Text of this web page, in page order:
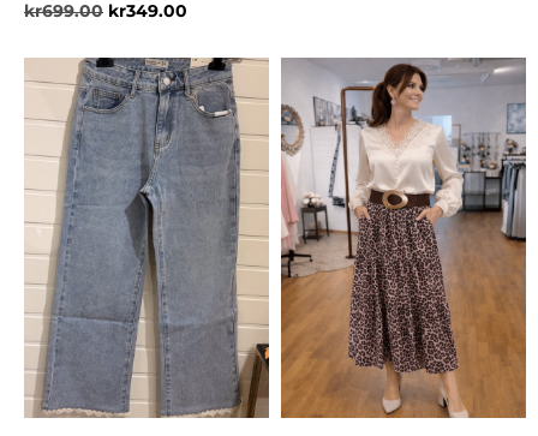
kr699.00 kr349.00